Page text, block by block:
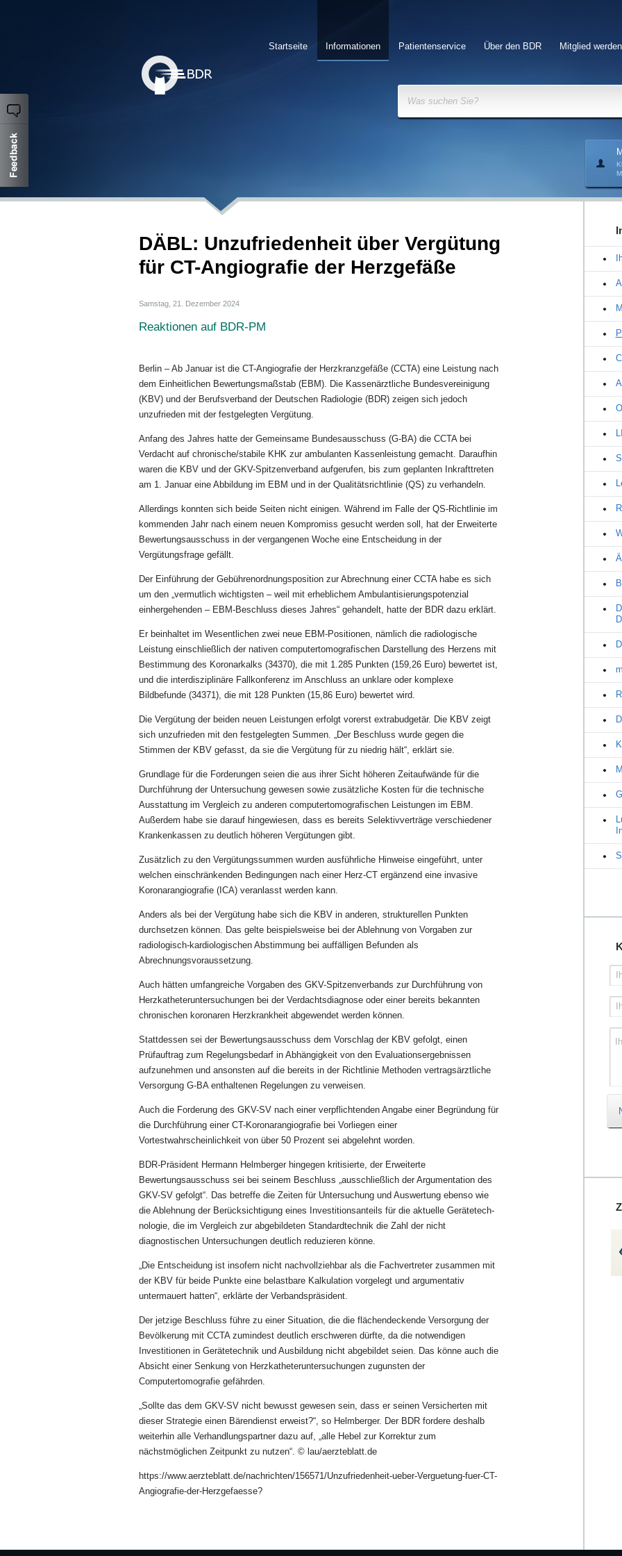
Mitglied werden
Über den BDR
Patientenservice
Informationen
Startseite
Was suchen Sie?
DÄBL: Unzufriedenheit über Vergütung
für CT-Angiografie der Herzgefäße
Samstag, 21. Dezember 2024
Reaktionen auf BDR-PM
Berlin – Ab Januar ist die CT-Angiografie der Herzkranzgefäße (CCTA) eine Leistung nach
dem Einheitlichen Bewertungsmaßstab (EBM). Die Kassenärztliche Bundesvereinigung
(KBV) und der Berufsverband der Deutschen Radiologie (BDR) zeigen sich jedoch
unzufrieden mit der festgelegten Vergütung.
Anfang des Jahres hatte der Gemeinsame Bundesausschuss (G-BA) die CCTA bei
Verdacht auf chronische/stabile KHK zur ambulanten Kassenleistung gemacht. Daraufhin
waren die KBV und der GKV-Spitzenverband aufgerufen, bis zum geplanten Inkrafttreten
am 1. Januar eine Abbildung im EBM und in der Qualitätsrichtlinie (QS) zu verhandeln.
Allerdings konnten sich beide Seiten nicht einigen. Während im Falle der QS-Richtlinie im
kommenden Jahr nach einem neuen Kompromiss gesucht werden soll, hat der Erweiterte
Bewertungsausschuss in der vergangenen Woche eine Entscheidung in der
Vergütungsfrage gefällt.
Der Einführung der Gebührenordnungsposition zur Abrechnung einer CCTA habe es sich
um den „vermutlich wichtigsten – weil mit erheblichem Ambulantisierungspotenzial
einhergehenden – EBM-Beschluss dieses Jahres“ gehandelt, hatte der BDR dazu erklärt.
Er beinhaltet im Wesentlichen zwei neue EBM-Positionen, nämlich die radiologische
Leistung einschließlich der nativen computertomografischen Darstellung des Herzens mit
Bestimmung des Koronarkalks (34370), die mit 1.285 Punkten (159,26 Euro) bewertet ist,
und die interdisziplinäre Fallkonferenz im Anschluss an unklare oder komplexe
Bildbefunde (34371), die mit 128 Punkten (15,86 Euro) bewertet wird.
Die Vergütung der beiden neuen Leistungen erfolgt vorerst extrabudgetär. Die KBV zeigt
sich unzufrieden mit den festgelegten Summen. „Der Beschluss wurde gegen die
Stimmen der KBV gefasst, da sie die Vergütung für zu niedrig hält“, erklärt sie.
Grundlage für die Forderungen seien die aus ihrer Sicht höheren Zeitaufwände für die
Durchführung der Unter­suchung gewesen sowie zusätzliche Kosten für die technische
Ausstattung im Vergleich zu anderen computer­tomografischen Leistungen im EBM.
Außerdem habe sie darauf hingewiesen, dass es bereits Selektivverträge verschiedener
Krankenkassen zu deutlich höheren Vergütungen gibt.
Zusätzlich zu den Vergütungssummen wurden ausführliche Hinweise eingeführt, unter
welchen einschränkenden Bedingungen nach einer Herz-CT ergänzend eine invasive
Koronarangiografie (ICA) veranlasst werden kann.
Anders als bei der Vergütung habe sich die KBV in anderen, strukturellen Punkten
durchsetzen können. Das gelte beispielsweise bei der Ablehnung von Vorgaben zur
radiologisch-kardiologischen Abstimmung bei auffälligen Befunden als
Abrechnungsvoraussetzung.
Auch hätten umfangreiche Vorgaben des GKV-Spitzenverbands zur Durchführung von
Herzkatheteruntersuchun­gen bei der Verdachtsdiagnose oder einer bereits bekannten
chronischen koronaren Herzkrankheit abgewendet werden können.
Stattdessen sei der Bewertungsausschuss dem Vorschlag der KBV gefolgt, einen
Prüfauftrag zum Regelungs­bedarf in Abhängigkeit von den Evaluationsergebnissen
aufzunehmen und ansonsten auf die bereits in der Richtlinie Methoden vertragsärztliche
Versorgung G-BA enthaltenen Regelungen zu verweisen.
Auch die Forderung des GKV-SV nach einer verpflichtenden Angabe einer Begründung für
die Durchführung einer CT-Koronarangiografie bei Vorliegen einer
Vortestwahrscheinlichkeit von über 50 Prozent sei abgelehnt worden.
BDR-Präsident Hermann Helmberger hingegen kritisierte, der Erweiterte
Bewertungsausschuss sei bei seinem Beschluss „ausschließlich der Argumentation des
GKV-SV gefolgt“. Das betreffe die Zeiten für Untersuchung und Auswertung ebenso wie
die Ablehnung der Berücksichtigung eines Investitionsanteils für die aktuelle Geräte­tech­
nologie, die im Vergleich zur abgebildeten Standardtechnik die Zahl der nicht
diagnostischen Untersu­chun­gen deutlich reduzieren könne.
„Die Entscheidung ist insofern nicht nachvollziehbar als die Fachvertreter zusammen mit
der KBV für beide Punkte eine belastbare Kalkulation vorgelegt und argumentativ
untermauert hatten“, erklärte der Verbands­präsident.
Der jetzige Beschluss führe zu einer Situation, die die flächendeckende Versorgung der
Bevölkerung mit CCTA zumindest deutlich erschweren dürfte, da die notwendigen
Investitionen in Gerätetechnik und Ausbildung nicht abgebildet seien. Das könne auch die
Absicht einer Senkung von Herzkatheteruntersuchungen zugunsten der
Computertomografie gefährden.
„Sollte das dem GKV-SV nicht bewusst gewesen sein, dass er seinen Versicherten mit
dieser Strategie einen Bärendienst erweist?“, so Helmberger. Der BDR fordere deshalb
weiterhin alle Verhandlungspartner dazu auf, „alle Hebel zur Korrektur zum
nächstmöglichen Zeitpunkt zu nutzen“. © lau/aerzteblatt.de
https://www.aerzteblatt.de/nachrichten/156571/Unzufriedenheit-ueber-Verguetung-fuer-CT-
Angiografie-der-Herzgefaesse?